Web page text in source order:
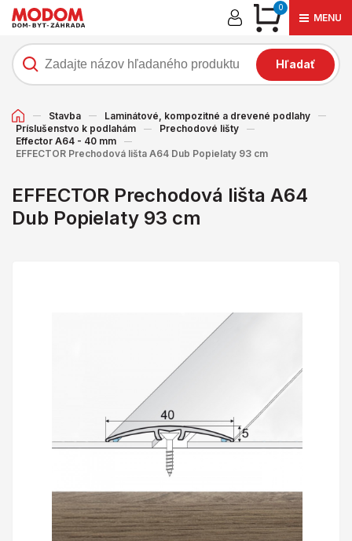
0
MENU
Hľadať
Stavba
Laminátové, kompozitné a drevené podlahy
Príslušenstvo k podlahám
Prechodové lišty
Effector A64 - 40 mm
EFFECTOR Prechodová lišta A64 Dub Popielaty 93 cm
EFFECTOR Prechodová lišta A64
Dub Popielaty 93 cm